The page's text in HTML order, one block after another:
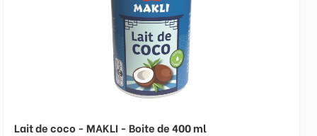
Lait de coco - MAKLI - Boite de 400 ml